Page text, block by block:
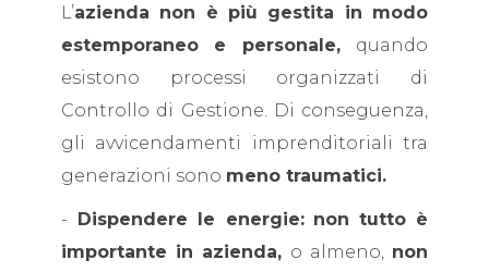
L’azienda non è più gestita in modo
estemporaneo e personale, quando
esistono processi organizzati di
Controllo di Gestione. Di conseguenza,
gli avvicendamenti imprenditoriali tra
generazioni sono meno traumatici.
- Dispendere le energie: non tutto è
importante in azienda, o almeno, non